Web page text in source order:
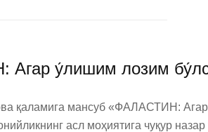
у́лишим лозим
қаламига мансуб «ФАЛАСТИН: Агар
асл моҳиятига чуқур